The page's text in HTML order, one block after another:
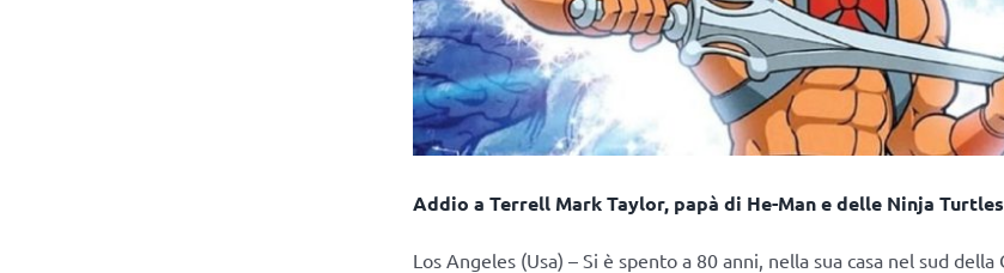
Addio a Terrell Mark Taylor, papà di He-Man e delle Ninja Turtles
Los Angeles (Usa) – Si è spento a 80 anni, nella sua casa nel sud